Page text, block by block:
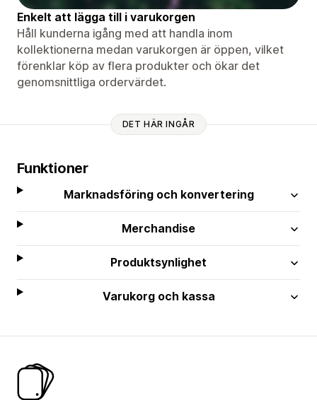
Enkelt att lägga till i varukorgen
Håll kunderna igång med att handla inom
kollektionerna medan varukorgen är öppen, vilket
förenklar köp av flera produkter och ökar det
genomsnittliga ordervärdet.
DET HÄR INGÅR
Funktioner
Marknadsföring och konvertering
Merchandise
Produktsynlighet
Varukorg och kassa